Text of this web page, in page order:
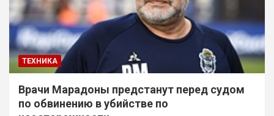
ТЕХНИКА
Врачи Марадоны предстанут перед судом
по обвинению в убийстве по